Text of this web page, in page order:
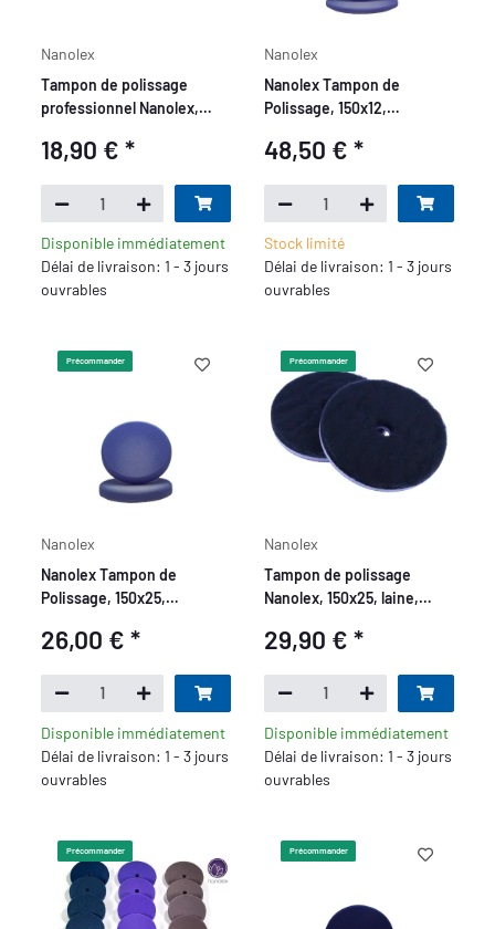
Nanolex
Tampon de polissage
professionnel Nanolex,
Violet, x3
18,90 €*
Disponible immédiatement
Délai de livraison: 1 - 3 jours
ouvrables
Nanolex
Nanolex Tampon de
Polissage, 150x12,
48,50 € *
Stock limité
Délai de livraison: 1 - 3 jours
ouvrables
Précommander
Nanolex
Nanolex Tampon de
Polissage, 150x25,
26,00 €*
Disponible immédiatement
Délai de livraison: 1 - 3 jours
ouvrables
Précommander
Nanolex
Tampon de polissage
Nanolex, 150x25, laine,
29,90 € *
Disponible immédiatement
Délai de livraison: 1 - 3 jours
ouvrables
Précommander Précommander